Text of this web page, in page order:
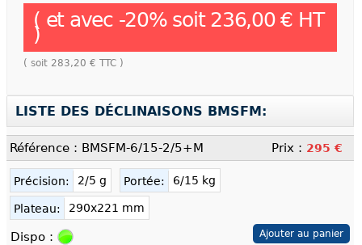
( et avec -20% soit 236,00 € HT
)
( soit 283,20 € TTC )
LISTE DES DÉCLINAISONS BMSFM:
Référence : BMSFM-6/15-2/5+M Prix : 295 €
Précision: 2/5 g Portée: 6/15 kg
Plateau: 290x221 mm
Dispo :